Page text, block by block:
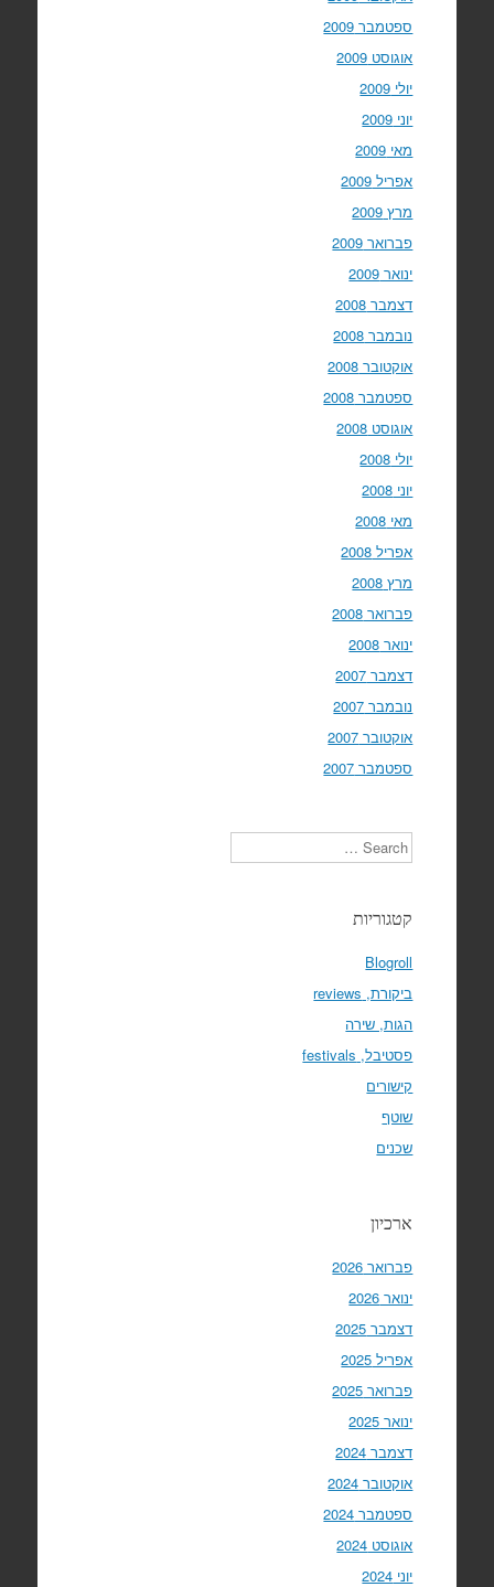
ספטמבר 2009
אוגוסט 2009
יולי 2009
יוני 2009
מאי 2009
אפריל 2009
מרץ 2009
פברואר 2009
ינואר 2009
דצמבר 2008
נובמבר 2008
אוקטובר 2008
ספטמבר 2008
אוגוסט 2008
יולי 2008
יוני 2008
מאי 2008
אפריל 2008
מרץ 2008
פברואר 2008
ינואר 2008
דצמבר 2007
נובמבר 2007
אוקטובר 2007
ספטמבר 2007
Search
קטגוריות
Blogroll
ביקורת, reviews
הגות, שירה
פסטיבל, festivals
קישורים
שוטף
שכנים
ארכיון
פברואר 2026
ינואר 2026
דצמבר 2025
אפריל 2025
פברואר 2025
ינואר 2025
דצמבר 2024
אוקטובר 2024
ספטמבר 2024
אוגוסט 2024
יוני 2024